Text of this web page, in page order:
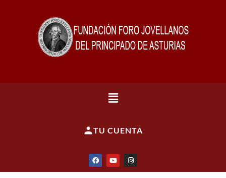
TU CUENTA